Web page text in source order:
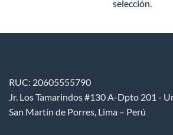
selección.
RUC: 20605555790
Jr. Los Tamarindos #130 A-Dpto 201 -
San Martín de Porres, Lima – Perú